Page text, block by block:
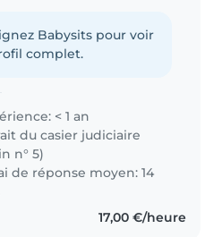
Babysits pour voir
complet.
< 1 an
du casier judiciaire
n° 5)
de réponse moyen: 14
17,00 €/heure